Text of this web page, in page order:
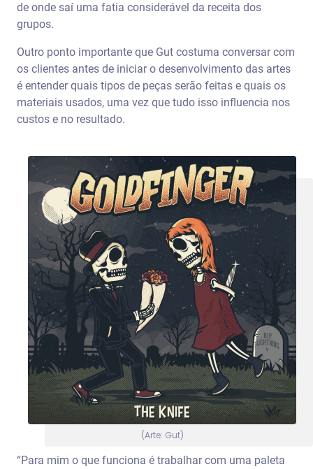
de onde saí uma fatia considerável da receita dos
grupos.
Outro ponto importante que Gut costuma conversar com
os clientes antes de iniciar o desenvolvimento das artes
é entender quais tipos de peças serão feitas e quais os
materiais usados, uma vez que tudo isso influencia nos
custos e no resultado.
(Arte: Gut)
“Para mim o que funciona é trabalhar com uma paleta